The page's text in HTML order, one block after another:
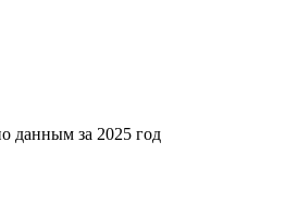
данным за 2025 год